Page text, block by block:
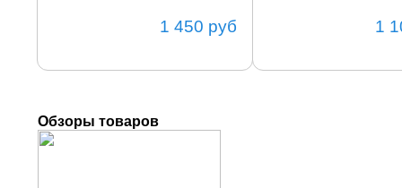
1 450 руб 1
Обзоры товаров